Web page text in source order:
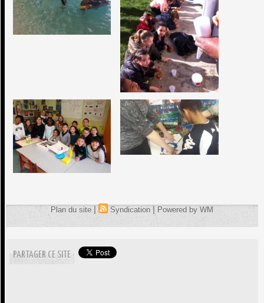
Plan du site | Syndication | Powered by WM
PARTAGER CE SITE